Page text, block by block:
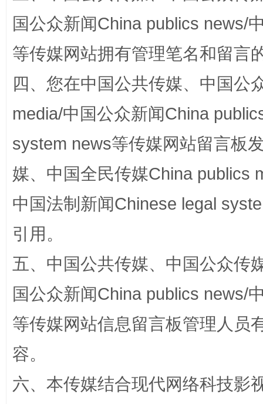
完善运行机制助力责任有效落实
法徽映军营 权益有保障
国公众新闻China publics news/
等传媒网站拥有管理笔名和留言
四、您在中国公共传媒、中国公
media/中国公众新闻China
system news等传媒网站留言板
媒、中国全民传媒China publics
中国法制新闻Chinese legal
引用。
五、中国公共传媒、中国公众传
国公众新闻China publics news/
等传媒网站信息留言板管理人员
容。
六、本传媒结合现代网络科技影